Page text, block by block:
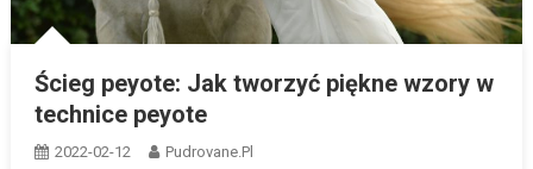
Ścieg peyote: Jak tworzyć piękne wzory w
technice peyote
2022-02-12 Pudrovane.pl